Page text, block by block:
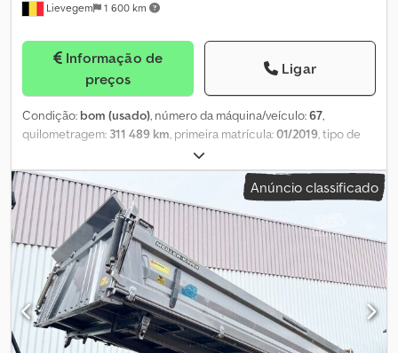
Lievegem 1 600 km
Informação de
preços
Ligar
Condição: bom (usado), número da máquina/veículo:67,
quilometragem: 311 489 km, primeira matrícula:01/2019, tipo de
, configuração de eixo:
diesel, classe de emissão:Euro 6, Ano de fabrico:2019, Marca:
M.A.N. Modelo: TGS 26.460 6x4 Ano de fabrico: 2019 Euro 6
Quilometragem: 311.489 Automático Nº de identificação: 67
Dodpjyuiu Sofx Aqpekr
Anúncio classificado